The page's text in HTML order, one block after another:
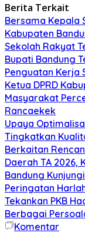
Berita Terkait
Bersama Kepala
Kabupaten
Sekolah Rakyat
Bupati Bandung
Penguatan Kerja
Ketua DPRD
Masyarakat
Rancaekek
Upaya
Tingkatkan
Berkaitan
Daerah TA 2026,
Bandung
Peringatan
Tekankan PKB
Berbagai
Komentar